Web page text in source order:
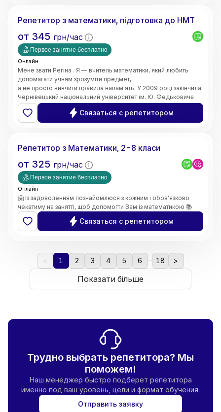
математики в закладі загальної середньої освіти.
учнями. Працюю з учнями 5–11 класів,
допомагаю покращити знання, ліквідувати прогалини,
підготуватися до контрольних робіт та інших видів
оцінювання.
Репетитор з математики, підготовка до НМТ
от 345 грн/час
Первое занятие бесплатно
Онлайн
Мене звати Регіна . Я — вчитель математики, який любить
допомагати учням зрозуміти предмет,
а не просто вивчити правила напам'ять. У 2009 році закінчила
Чернівецький національний університет ім. Ю. Федьковича
та 2020 Університет менеджменту освіти м. Київ здобула
рівень магістра за спеціальністю вчитель - дефектолог.
Маю досвід викладання вже 10 років
Связаться с репетитором
Репетитор з Математики, 2-8 класи
от 325 грн/час
Первое занятие бесплатно
Онлайн
🤗 Із задоволенням познайомлюся з кожним і обов'язково
чекатиму на занятті, щоб допомогти Вам із математикою 📚
Связаться с репетитором
< 1 2 3 4 5 6 ... 18 >
Показати більше
Трудно выбрать репетитора? Мы
поможем!
Наш менеджер быстро подберет репетитора
именно под ваш уровень, цели и формат обучения.
Отправить заявку